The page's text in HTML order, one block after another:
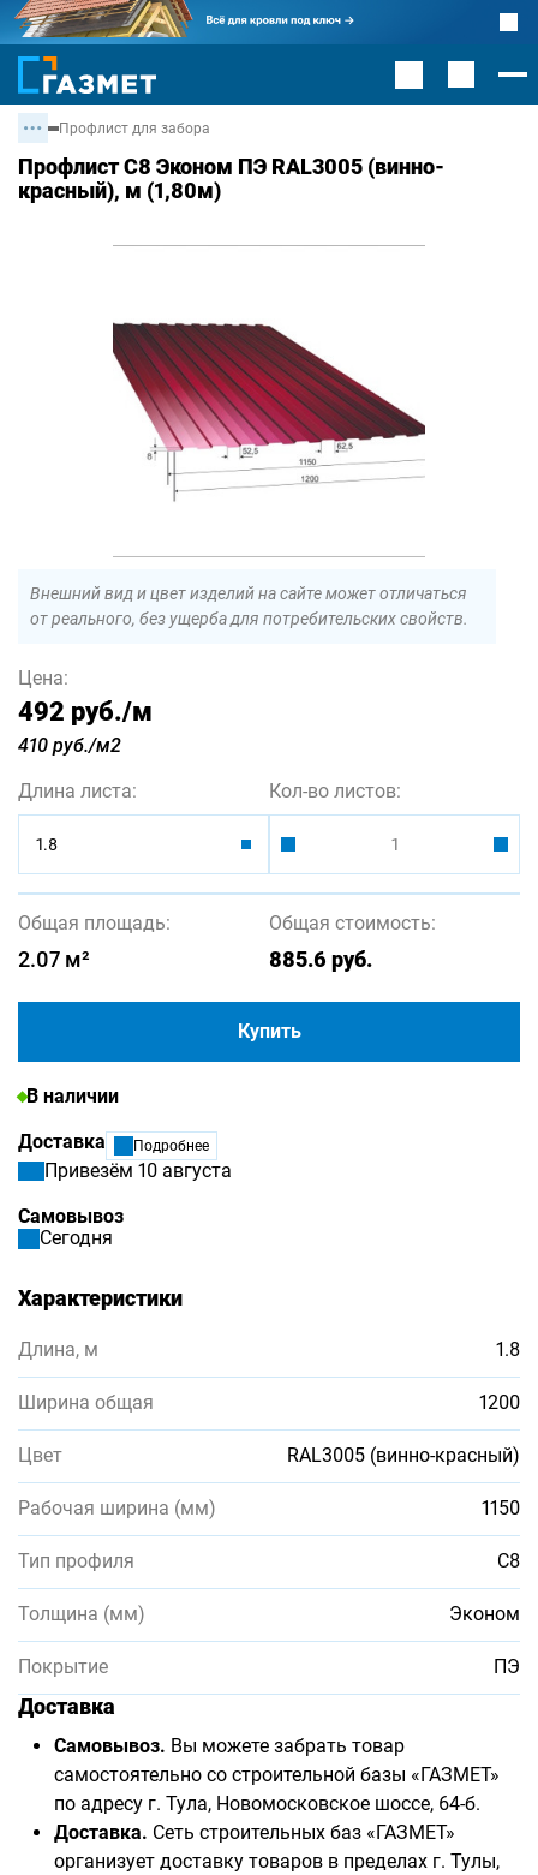
Профлист для забора
Профлист С8 Эконом ПЭ RAL3005 (винно-
красный), м (1,80м)
Внешний вид и цвет изделий на сайте может отличаться
от реального, без ущерба для потребительских свойств.
Цена:
492 руб./м
410 руб./м2
Длина листа:
1.8
Кол-во листов:
Общая площадь:
2.07 м²
Общая стоимость:
885.6 руб.
Купить
В наличии
Доставка
Подробнее
Привезём 10 августа
Самовывоз
Сегодня
Характеристики
Длина, м 1.8
Ширина общая 1200
Цвет RAL3005 (винно-красный)
Рабочая ширина (мм) 1150
Тип профиля С8
Толщина (мм) Эконом
Покрытие ПЭ
Доставка
Самовывоз. Вы можете забрать товар
самостоятельно со строительной базы «ГАЗМЕТ»
по адресу г. Тула, Новомосковское шоссе, 64-б.
Доставка. Сеть строительных баз «ГАЗМЕТ»
организует доставку товаров в пределах г. Тулы,